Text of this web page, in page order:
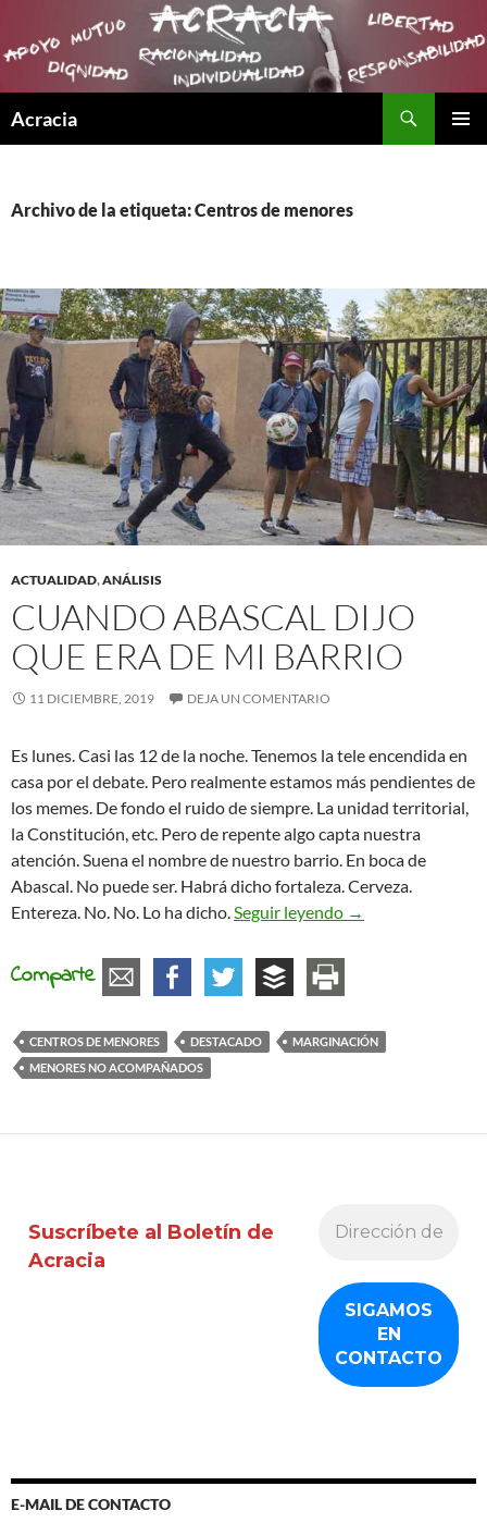
Acracia
Archivo de la etiqueta: Centros de menores
ACTUALIDAD,ANÁLISIS
CUANDO ABASCAL DIJO
QUE ERA DE MI BARRIO
11 DICIEMBRE, 2019 DEJA UN COMENTARIO
Es lunes. Casi las 12 de la noche. Tenemos la tele encendida en
casa por el debate. Pero realmente estamos más pendientes de
los memes. De fondo el ruido de siempre. La unidad territorial,
la Constitución, etc. Pero de repente algo capta nuestra
atención. Suena el nombre de nuestro barrio. En boca de
Abascal. No puede ser. Habrá dicho fortaleza. Cerveza.
Entereza. No. No. Lo ha dicho.Seguir leyendo Cuando Abascal
→
Comparte
CENTROS DE MENORES DESTACADO
MARGINACIÓN
MENORES NO ACOMPAÑADOS
Suscríbete al Boletín de
Acracia
E-MAIL DE CONTACTO